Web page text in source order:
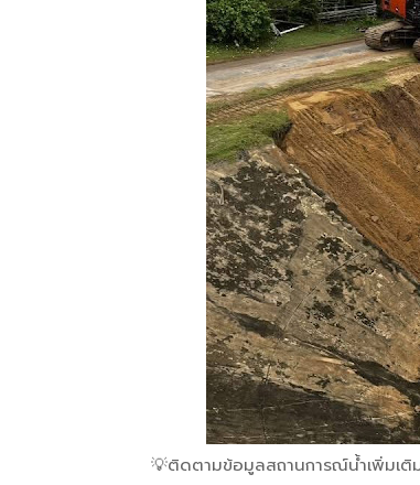
💡ติดตามข้อมูลสถานการณ์น้ำเพิ่มเติ